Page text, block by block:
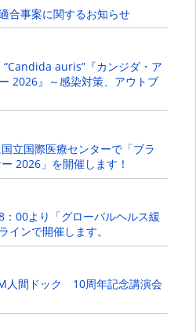
合事案に関するお知らせ
auris”『カンジダ・ア
2026』～感染対策、アウトブ
立国際医療センターで「ブラ
2026」を開催します！
00より「グローバルヘルス緩
インで開催します。
人間ドック 10周年記念講演会